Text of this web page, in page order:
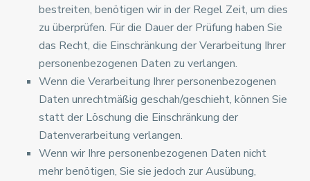
bestreiten, benötigen wir in der Regel Zeit, um dies
zu überprüfen. Für die Dauer der Prüfung haben Sie
das Recht, die Einschränkung der Verarbeitung Ihrer
personenbezogenen Daten zu verlangen.
Wenn die Verarbeitung Ihrer personenbezogenen
Daten unrechtmäßig geschah/geschieht, können Sie
statt der Löschung die Einschränkung der
Datenverarbeitung verlangen.
Wenn wir Ihre personenbezogenen Daten nicht
mehr benötigen, Sie sie jedoch zur Ausübung,